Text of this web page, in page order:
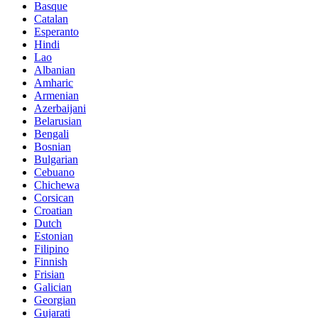
Basque
Catalan
Esperanto
Hindi
Lao
Albanian
Amharic
Armenian
Azerbaijani
Belarusian
Bengali
Bosnian
Bulgarian
Cebuano
Chichewa
Corsican
Croatian
Dutch
Estonian
Filipino
Finnish
Frisian
Galician
Georgian
Gujarati